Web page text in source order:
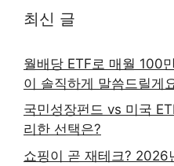
최신 글
월배당 ETF로 매월 100
이 솔직하게 말씀드릴게
국민성장펀드 vs 미국
리한 선택은?
쇼핑이 곧 재테크? 2026